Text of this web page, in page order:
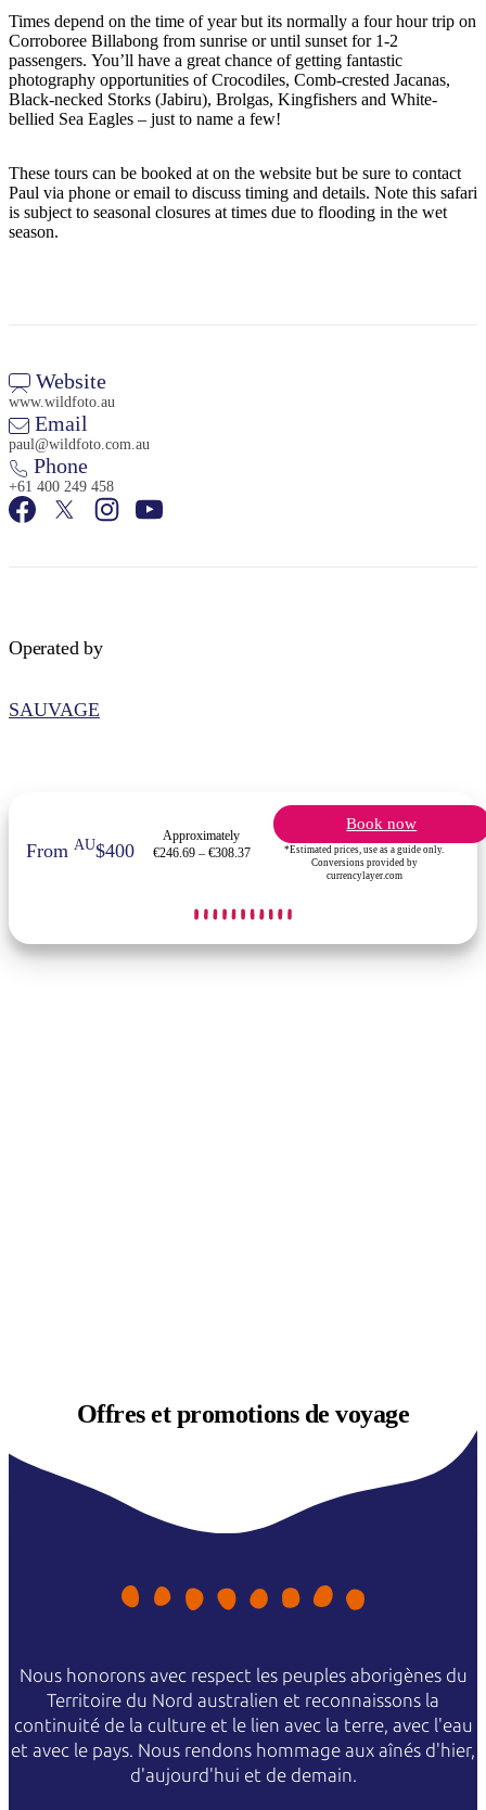
Rechercher:
Sign
up
Times depend on the time of year but its normally a four hour trip on
Corroboree Billabong from sunrise or until sunset for 1-2
passengers. You’ll have a great chance of getting fantastic
photography opportunities of Crocodiles, Comb-crested Jacanas,
Black-necked Storks (Jabiru), Brolgas, Kingfishers and White-
bellied Sea Eagles – just to name a few!
These tours can be booked at on the website but be sure to contact
Paul via phone or email to discuss timing and details. Note this safari
is subject to seasonal closures at times due to flooding in the wet
season.
Website
www.wildfoto.au
Email
paul@wildfoto.com.au
Phone
+61 400 249 458
Operated by
SAUVAGE
FromAU$400
Approximately
€246.69 – €308.37
Book now
*Estimated prices, use as a guide only.
Conversions provided by
currencylayer.com
Offres etpromotions de voyage
Nous honorons avec respect les peuples aborigènes du
Territoire du Nord australien et reconnaissons la
continuité de la culture et le lien avec la terre, avec l'eau
et avec le pays. Nous rendons hommage aux aînés d'hier,
d'aujourd'hui et de demain.